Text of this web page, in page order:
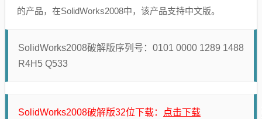
的产品，在SolidWorks2008中，该产品支持中文版。
SolidWorks2008破解版序列号：0101 0000 1289 1488
R4H5 Q533
SolidWorks2008破解版32位下载： 点击下载